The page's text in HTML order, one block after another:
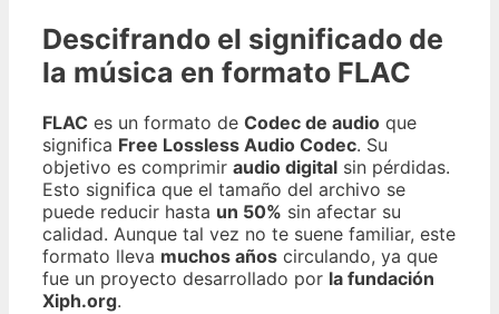
Descifrando el significado de
la música en formato FLAC
FLAC es un formato de Codec de audio que
significa Free Lossless Audio Codec. Su
objetivo es comprimir audio digital sin pérdidas.
Esto significa que el tamaño del archivo se
puede reducir hasta un 50% sin afectar su
calidad. Aunque tal vez no te suene familiar, este
formato lleva muchos años circulando, ya que
fue un proyecto desarrollado por la fundación
Xiph.org.